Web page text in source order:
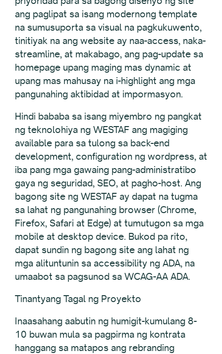
ang paglipat sa isang modernong template
na sumusuporta sa visual na pagkukuwento,
tinitiyak na ang website ay naa-access, naka-
streamline, at makabago, ang pag-update sa
homepage upang maging mas dynamic at
upang mas mahusay na i-highlight ang mga
pangunahing aktibidad at impormasyon.
Hindi bababa sa isang miyembro ng pangkat
ng teknolohiya ng WESTAF ang magiging
available para sa tulong sa back-end
development, configuration ng wordpress, at
iba pang mga gawaing pang-administratibo
gaya ng seguridad, SEO, at pagho-host. Ang
bagong site ng WESTAF ay dapat na tugma
sa lahat ng pangunahing browser (Chrome,
Firefox, Safari at Edge) at tumutugon sa mga
mobile at desktop device. Bukod pa rito,
dapat sundin ng bagong site ang lahat ng
mga alituntunin sa accessibility ng ADA, na
umaabot sa pagsunod sa WCAG-AA ADA.
Tinantyang Tagal ng Proyekto
Inaasahang aabutin ng humigit-kumulang 8-
10 buwan mula sa pagpirma ng kontrata
hanggang sa matapos ang rebranding